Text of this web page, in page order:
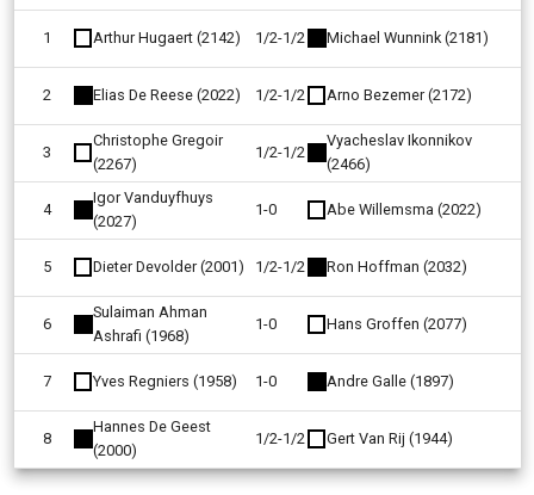
1 Arthur Hugaert (2142) 1/2-1/2 Michael Wunnink (2181)
2 Elias De Reese (2022) 1/2-1/2 Arno Bezemer (2172)
3
Christophe Gregoir
(2267)
1/2-1/2
Vyacheslav Ikonnikov
(2466)
4
Igor Vanduyfhuys
(2027)
1-0 Abe Willemsma (2022)
5 Dieter Devolder (2001) 1/2-1/2 Ron Hoffman (2032)
6
Sulaiman Ahman
Ashrafi (1968)
1-0 Hans Groffen (2077)
7 Yves Regniers (1958) 1-0 Andre Galle (1897)
8
Hannes De Geest
(2000)
1/2-1/2 Gert Van Rij (1944)